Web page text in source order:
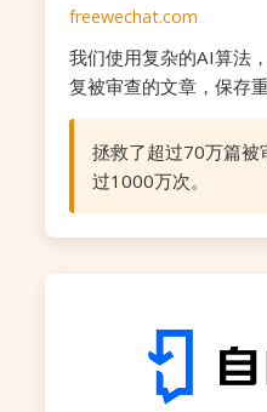
freewechat.com
我们使用复杂的AI算法
复被审查的文章，保存重
拯救了超过70万篇被
过1000万次。